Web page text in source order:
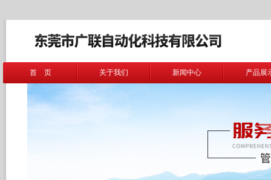
首 页 关于我们 新闻中心 产品展